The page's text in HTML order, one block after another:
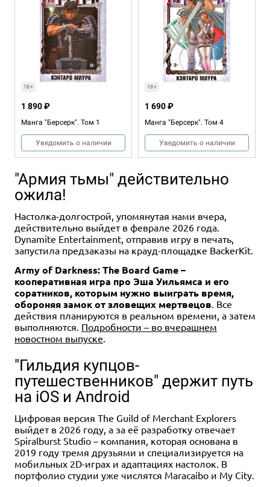
18+
Манга "Берсерк". Том 1
1 890 ₽
Уведомить о наличии
18+
Манга "Берсерк". Том 4
1 690 ₽
Уведомить о наличии
Манга "Берсерк". Том 5
2 отзыва
1 790 ₽
Уведомить о наличии
"Армия тьмы" действительно
ожила!
Настолка-долгострой, упомянутая нами вчера,
действительно выйдет в феврале 2026 года.
Dynamite Entertainment, отправив игру в печать,
запустила предзаказы на крауд-площадке BackerKit.
Army of Darkness: The Board Game –
кооперативная игра про Эша Уильямса и его
соратников, которым нужно выиграть время,
обороняя замок от зловещих мертвецов. Все
действия планируются в реальном времени, а затем
выполняются. Подробности – во вчерашнем
новостном выпуске.
"Гильдия купцов-
путешественников" держит путь
на iOS и Android
Цифровая версия The Guild of Merchant Explorers
выйдет в 2026 году, а за её разработку отвечает
Spiralburst Studio – компания, которая основана в
2019 году тремя друзьями и специализируется на
мобильных 2D-играх и адаптациях настолок. В
портфолио студии уже числятся Maracaibo и My City.